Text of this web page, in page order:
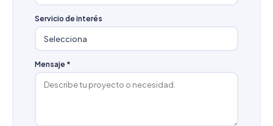
Servicio de interés
Mensaje *